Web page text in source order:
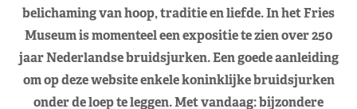
belichaming van hoop, traditie en liefde. In het Fries
Museum is momenteel een expositie te zien over 250
jaar Nederlandse bruidsjurken. Een goede aanleiding
om op deze website enkele koninklijke bruidsjurken
onder de loep te leggen. Met vandaag: bijzondere